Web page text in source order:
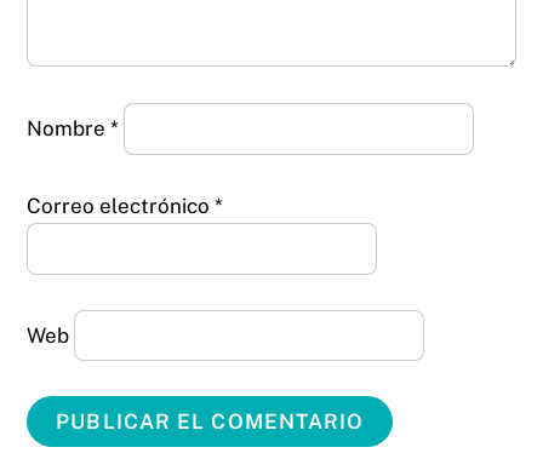
Nombre*
Correo electrónico*
Web